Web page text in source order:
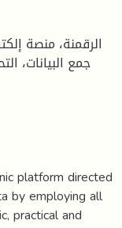
الرقمنة، منصة
جمع البيانات،
platform directed
by employing all
practical and